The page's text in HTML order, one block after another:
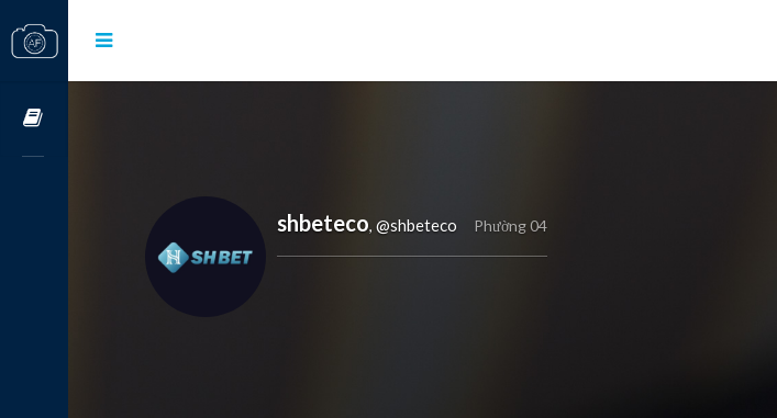
shbeteco, @shbeteco Phường 04